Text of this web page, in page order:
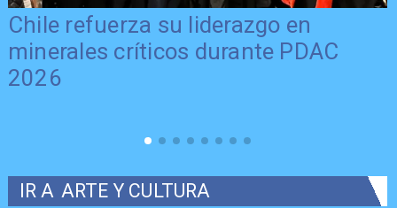
Chile refuerza su liderazgo en
minerales críticos durante PDAC
2026
IR A ARTE Y CULTURA